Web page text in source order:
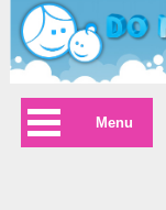
Menu